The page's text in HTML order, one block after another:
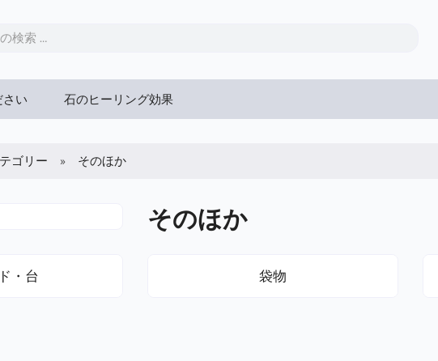
さい 石のヒーリング効果
ゴリー そのほか
そのほか
・台 袋物